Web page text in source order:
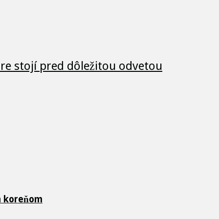
stojí pred dôležitou odvetou
koreňom